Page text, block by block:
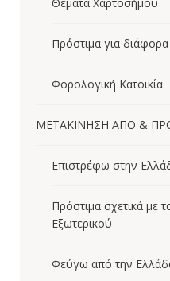
Θέματα Χαρτοσήμου
Πρόστιμα για
Φορολογική Κατοικία
ΜΕΤΑΚΙΝΗΣΗ ΑΠΟ &
Επιστρέφω στην
Πρόστιμα σχετικά με
Εξωτερικού
Φεύγω από την